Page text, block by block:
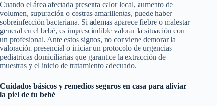
Cuando el área afectada presenta calor local, aumento de
volumen, supuración o costras amarillentas, puede haber
sobreinfección bacteriana. Si además aparece fiebre o malestar
general en el bebé, es imprescindible valorar la situación con
un profesional. Ante estos signos, no conviene demorar la
valoración presencial o iniciar un protocolo de urgencias
pediátricas domiciliarias que garantice la extracción de
muestras y el inicio de tratamiento adecuado.
Cuidados básicos y remedios seguros en casa para aliviar
la piel de tu bebé